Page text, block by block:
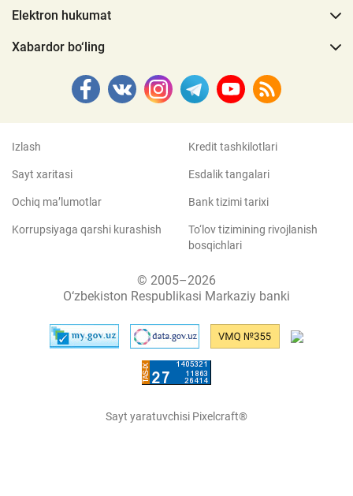
Elektron hukumat
Xabardor bo‘ling
Izlash
Sayt xaritasi
Ochiq ma’lumotlar
Korrupsiyaga qarshi kurashish
Kredit tashkilotlari
Esdalik tangalari
Bank tizimi tarixi
To‘lov tizimining rivojlanish
bosqichlari
© 2005–2026
O‘zbekiston Respublikasi Markaziy banki
Sayt yaratuvchisi Pixelcraft®